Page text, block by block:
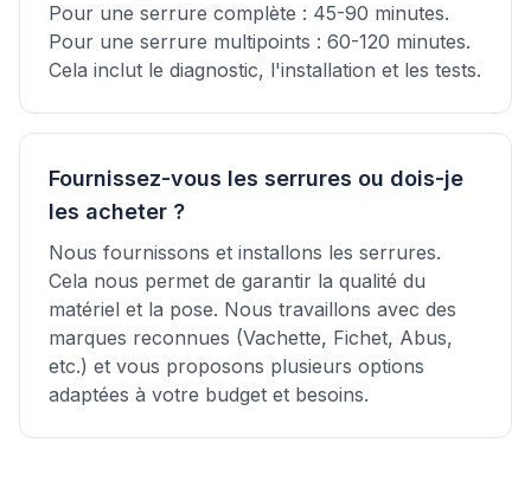
Pour une serrure complète : 45-90 minutes.
Pour une serrure multipoints : 60-120 minutes.
Cela inclut le diagnostic, l'installation et les tests.
Fournissez-vous les serrures ou dois-je
les acheter ?
Nous fournissons et installons les serrures.
Cela nous permet de garantir la qualité du
matériel et la pose. Nous travaillons avec des
marques reconnues (Vachette, Fichet, Abus,
etc.) et vous proposons plusieurs options
adaptées à votre budget et besoins.